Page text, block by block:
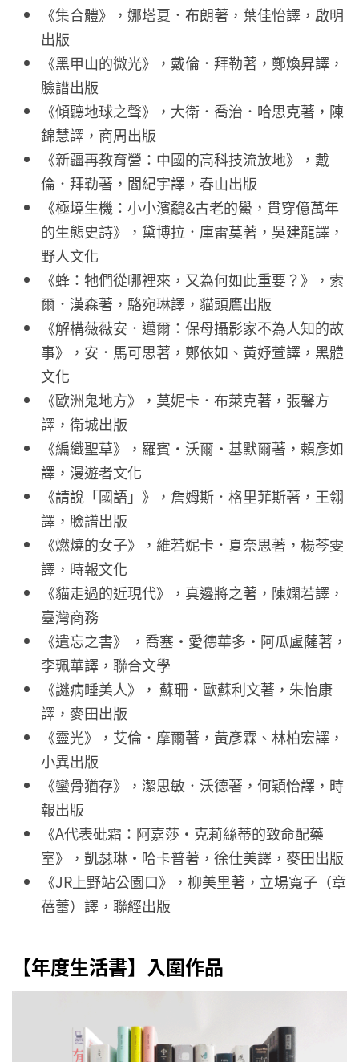
《集合體》，娜塔夏．布朗著，葉佳怡譯，啟明
出版
《黑甲山的微光》，戴倫．拜勒著，鄭煥昇譯，
臉譜出版
《傾聽地球之聲》，大衛．喬治．哈思克著，陳
錦慧譯，商周出版
《新疆再教育營：中國的高科技流放地》，戴
倫．拜勒著，閻紀宇譯，春山出版
《極境生機：小小濱鷸&古老的鱟，貫穿億萬年
的生態史詩》，黛博拉．庫雷莫著，吳建龍譯，
野人文化
《蜂：牠們從哪裡來，又為何如此重要？》，索
爾．漢森著，駱宛琳譯，貓頭鷹出版
《解構薇薇安．邁爾：保母攝影家不為人知的故
事》，安．馬可思著，鄭依如、黃妤萱譯，黑體
文化
《歐洲鬼地方》，莫妮卡．布萊克著，張馨方
譯，衛城出版
《編織聖草》，羅賓・沃爾・基默爾著，賴彥如
譯，漫遊者文化
《請說「國語」》，詹姆斯．格里菲斯著，王翎
譯，臉譜出版
《燃燒的女子》，維若妮卡．夏奈思著，楊芩雯
譯，時報文化
《貓走過的近現代》，真邊將之著，陳嫻若譯，
臺灣商務
《遺忘之書》 ，喬塞・愛德華多・阿瓜盧薩著，
李珮華譯，聯合文學
《謎病睡美人》， 蘇珊・歐蘇利文著，朱怡康
譯，麥田出版
《靈光》，艾倫．摩爾著，黃彥霖、林柏宏譯，
小異出版
《蠻骨猶存》，潔思敏．沃德著，何穎怡譯，時
報出版
《A代表砒霜：阿嘉莎‧克莉絲蒂的致命配藥
室》，凱瑟琳・哈卡普著，徐仕美譯，麥田出版
《JR上野站公園口》，柳美里著，立場寬子（章
蓓蕾）譯，聯經出版
【年度生活書】入圍作品